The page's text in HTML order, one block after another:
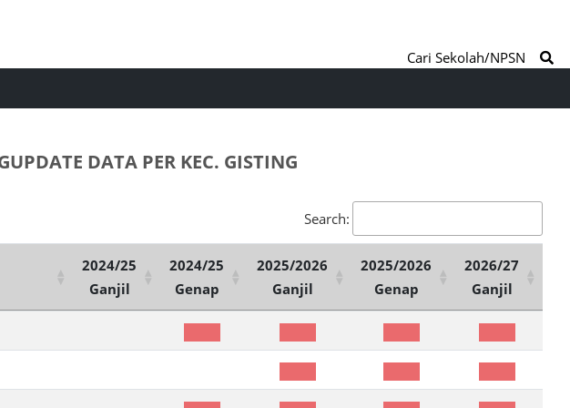
Cari Sekolah/NPSN
DATA PER KEC. GISTING
Search:
2024/25
Ganjil
2024/25
Genap
2025/2026
Ganjil
2025/2026
Genap
2026/27
Ganjil